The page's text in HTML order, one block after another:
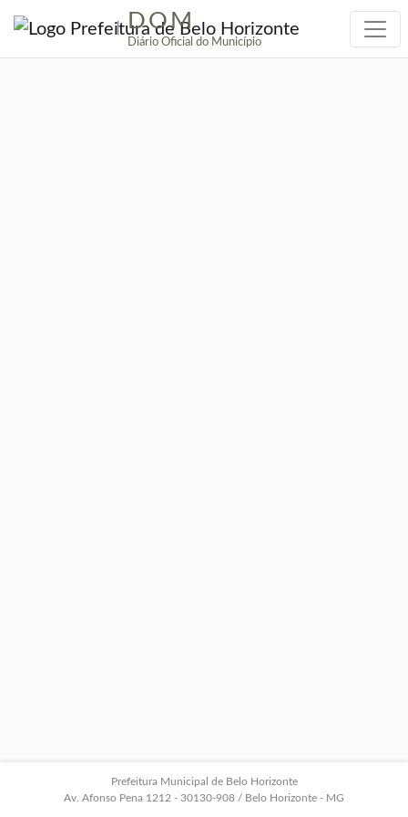
| DOM
Diário Oficial do Município
Prefeitura Municipal de Belo Horizonte
Av. Afonso Pena 1212 - 30130-908 / Belo Horizonte - MG